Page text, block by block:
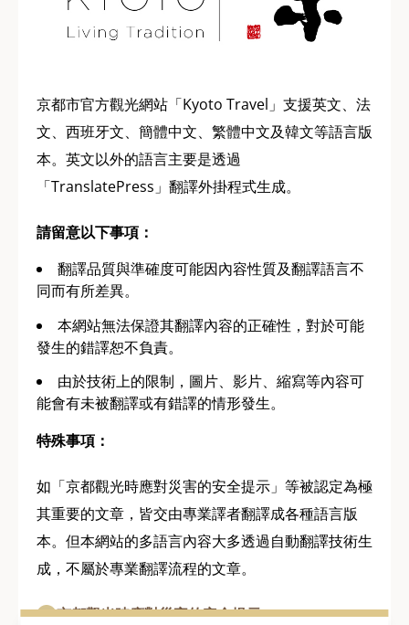
京都市官方觀光網站「Kyoto Travel」支援英文、法
文、西班牙文、簡體中文、繁體中文及韓文等語言版
本。英文以外的語言主要是透過
「TranslatePress」翻譯外掛程式生成。
請留意以下事項：
翻譯品質與準確度可能因內容性質及翻譯語言不
同而有所差異。
本網站無法保證其翻譯內容的正確性，對於可能
發生的錯譯恕不負責。
由於技術上的限制，圖片、影片、縮寫等內容可
能會有未被翻譯或有錯譯的情形發生。
特殊事項：
如「京都觀光時應對災害的安全提示」等被認定為極
其重要的文章，皆交由專業譯者翻譯成各種語言版
本。但本網站的多語言內容大多透過自動翻譯技術生
成，不屬於專業翻譯流程的文章。
京都觀光時應對災害的安全提示